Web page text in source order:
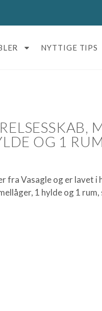
NYTTIGE TIPS
OG 1
Vasagle og er lavet i
1 hylde og 1